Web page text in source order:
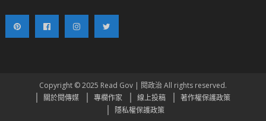
Copyright © 2025 Read Gov | 閱政治 All rights reserved.
關於閱傳媒
專欄作家 線上投稿
著作權保護政策
隱私權保護政策